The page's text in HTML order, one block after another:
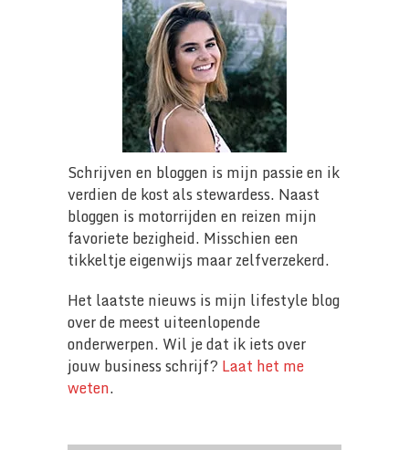
Schrijven en bloggen is mijn passie en ik
verdien de kost als stewardess. Naast
bloggen is motorrijden en reizen mijn
favoriete bezigheid. Misschien een
tikkeltje eigenwijs maar zelfverzekerd.
Het laatste nieuws is mijn lifestyle blog
over de meest uiteenlopende
onderwerpen. Wil je dat ik iets over
jouw business schrijf? Laat het me
weten.